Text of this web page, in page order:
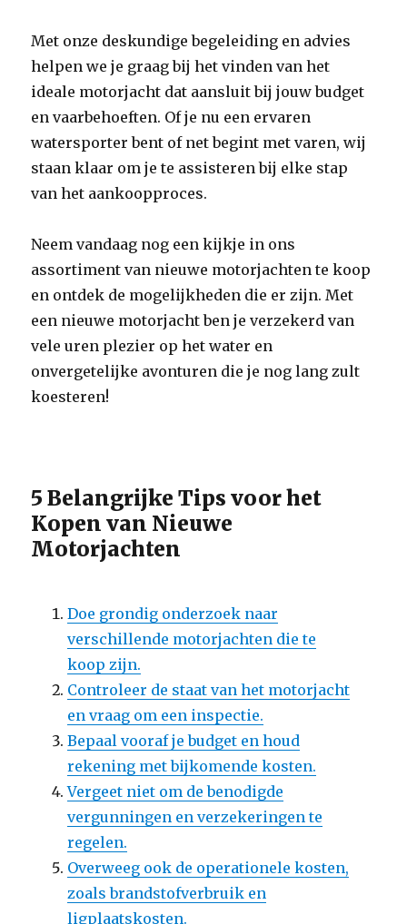
Met onze deskundige begeleiding en advies
helpen we je graag bij het vinden van het
ideale motorjacht dat aansluit bij jouw budget
en vaarbehoeften. Of je nu een ervaren
watersporter bent of net begint met varen, wij
staan klaar om je te assisteren bij elke stap
van het aankoopproces.
Neem vandaag nog een kijkje in ons
assortiment van nieuwe motorjachten te koop
en ontdek de mogelijkheden die er zijn. Met
een nieuwe motorjacht ben je verzekerd van
vele uren plezier op het water en
onvergetelijke avonturen die je nog lang zult
koesteren!
5 Belangrijke Tips voor het
Kopen van Nieuwe
Motorjachten
Doe grondig onderzoek naar
verschillende motorjachten die te
koop zijn.
Controleer de staat van het motorjacht
en vraag om een inspectie.
Bepaal vooraf je budget en houd
rekening met bijkomende kosten.
Vergeet niet om de benodigde
vergunningen en verzekeringen te
regelen.
Overweeg ook de operationele kosten,
zoals brandstofverbruik en
ligplaatskosten.